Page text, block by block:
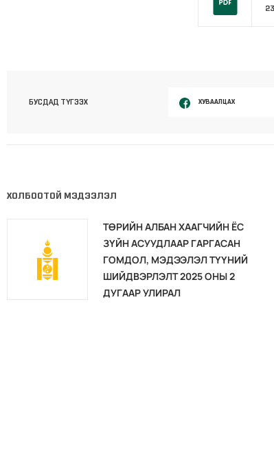
БУСДАД ТҮГЭЭХ ХУВААЛЦАХ
ХОЛБООТОЙ МЭДЭЭЛЭЛ
ТӨРИЙН АЛБАН ХААГЧИЙН ЁС
ЗҮЙН АСУУДЛААР ГАРГАСАН
ГОМДОЛ, МЭДЭЭЛЭЛ ТҮҮНИЙ
ШИЙДВЭРЛЭЛТ 2025 ОНЫ 2
ДУГААР УЛИРАЛ